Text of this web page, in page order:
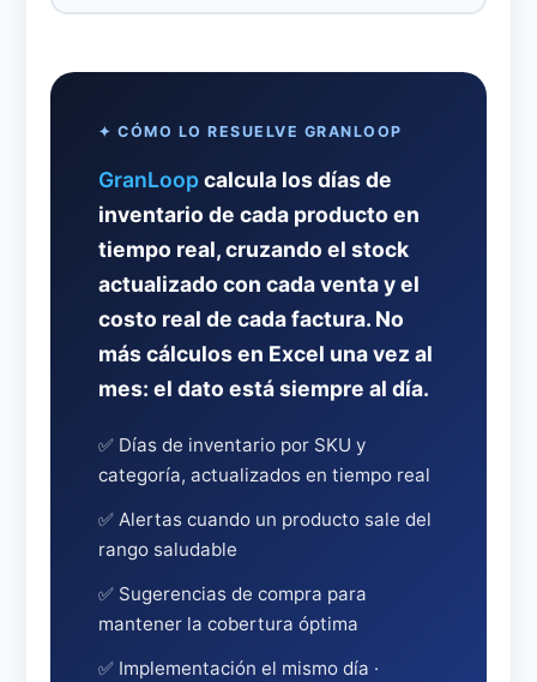
✦ CÓMO LO RESUELVE GRANLOOP
GranLoopcalcula los días de
inventario de cada producto en
tiempo real, cruzando el stock
actualizado con cada venta y el
costo real de cada factura. No
más cálculos en Excel una vez al
mes: el dato está siempre al día.
✅ Días de inventario por SKU y
categoría, actualizados en tiempo real
✅ Alertas cuando un producto sale del
rango saludable
✅ Sugerencias de compra para
mantener la cobertura óptima
✅ Implementación el mismo día ·